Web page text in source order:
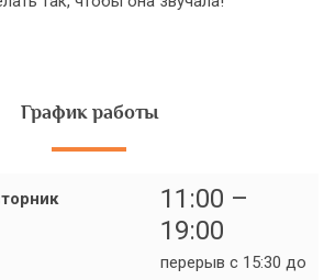
График работы
11:00 –
19:00
перерыв с 15:30 до